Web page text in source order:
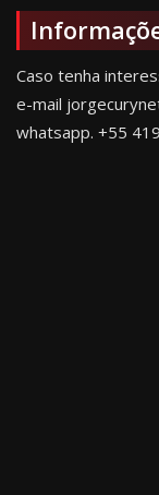
Caso tenha
e-mail
whatsapp. +55